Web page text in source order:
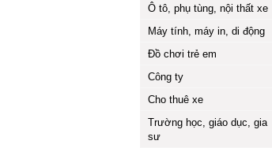
Ô tô, phụ tùng, nội thất xe
Máy tính, máy in, di động
Đồ chơi trẻ em
Công ty
Cho thuê xe
Trường học, giáo dục, gia
sư